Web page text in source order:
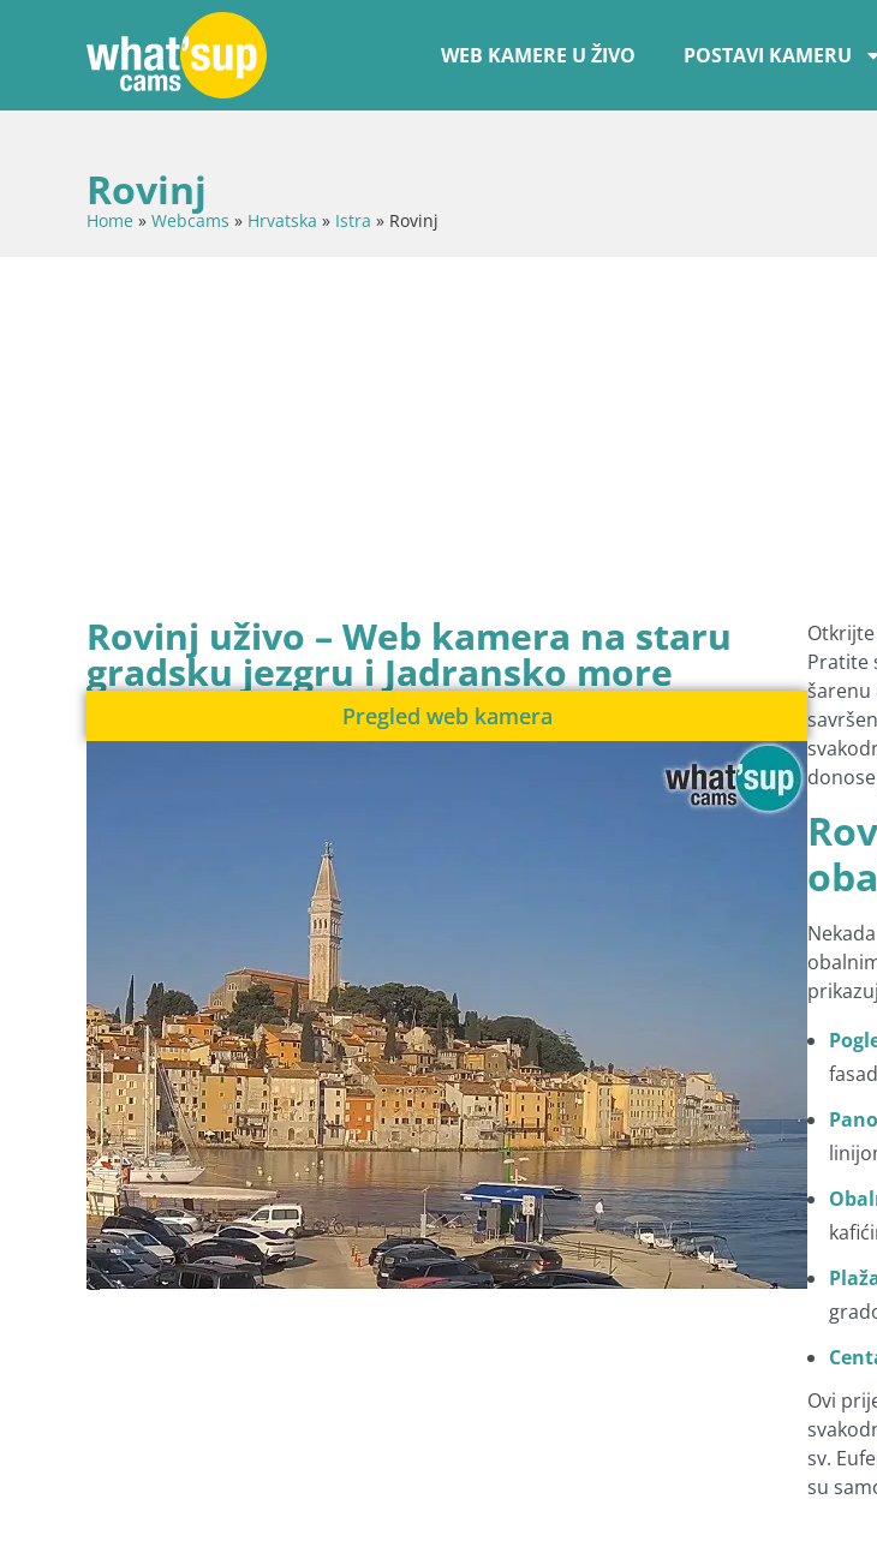
WEB KAMERE U ŽIVO POSTAVI KAMERU
Rovinj
Home » Webcams » Hrvatska » Istra » Rovinj
Rovinj uživo – Web kamera na staru
gradsku jezgru i Jadransko more
Pregled web kamera
Pratite
šarenu
Ovi
sv.
su